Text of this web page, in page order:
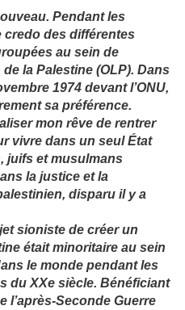
Pendant les
credo des différentes
au sein de
la Palestine (OLP). Dans
1974 devant l’ONU,
sa préférence.
mon rêve de rentrer
vivre dans un seul État
juifs et musulmans
la justice et la
disparu il y a
sioniste de créer un
était minoritaire au sein
le monde pendant les
du XXe siècle. Bénéficiant
l’après-Seconde Guerre